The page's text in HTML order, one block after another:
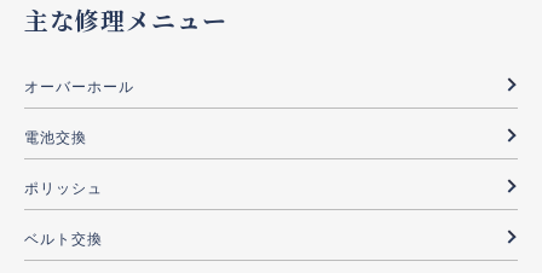
主な修理メニュー
オーバーホール
電池交換
ポリッシュ
ベルト交換